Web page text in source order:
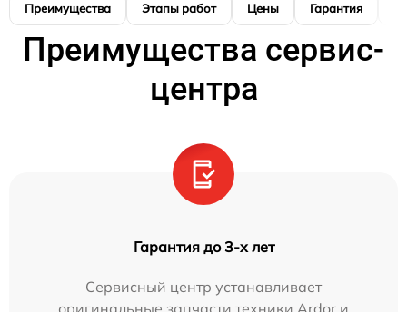
Преимущества Этапы работ Цены Гарантия
Преимущества сервис-
центра
Гарантия до 3-х лет
Сервисный центр устанавливает
оригинальные запчасти техники Ardor и